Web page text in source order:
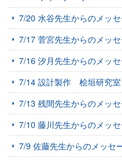
7/20 水谷先生からのメッ
7/17 菅宮先生からのメッ
7/16 汐月先生からのメッ
7/14 設計製作 桧垣研究室
7/13 残間先生からのメッ
7/10 藤川先生からのメッ
7/9 佐藤先生からのメッセ